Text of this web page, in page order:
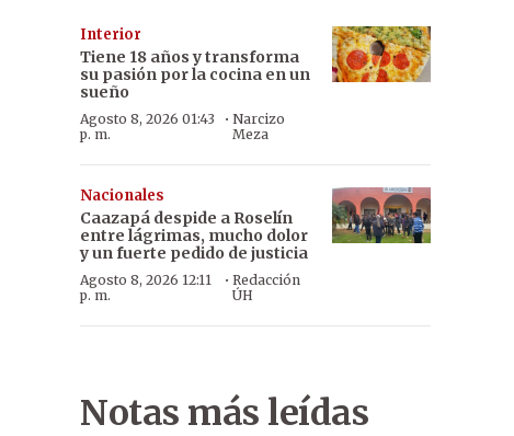
Interior
Tiene 18 años y transforma
su pasión por la cocina en un
sueño
Agosto 8, 2026 01:43
p. m.
·Narcizo
Meza
Nacionales
Caazapá despide a Roselín
entre lágrimas, mucho dolor
y un fuerte pedido de justicia
Agosto 8, 2026 12:11
p. m.
· Redacción
ÚH
Notas más leídas